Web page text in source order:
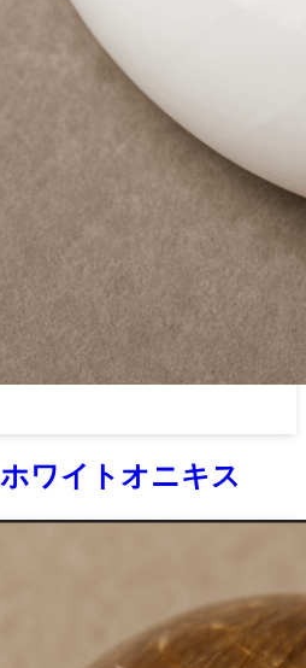
ワイトオニキス